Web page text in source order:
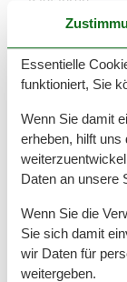
Sportliche
Surfen
Tennis
Wandern
Wassersport
Bad
Anzahl der
Dusche
Handtücher
Waschbecken
WC
Essentielle
funktioniert, Sie
Wenn Sie damit
erheben, hilft
Daten an unsere
Wenn Sie die
Sie sich damit
wir Daten für
weitergeben.